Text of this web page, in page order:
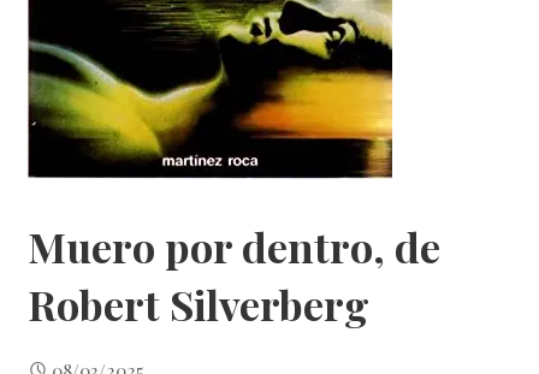
Muero por dentro, de
Robert Silverberg